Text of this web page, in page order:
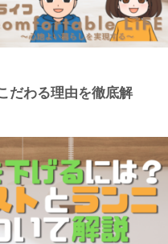
だわる理由を徹底解